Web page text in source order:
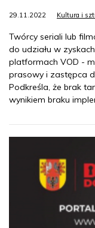
29.11.2022 Kultura i
Twórcy seriali lub
do udziału w
platformach VOD -
prasowy i zastępca
Podkreśla, że brak
wynikiem braku